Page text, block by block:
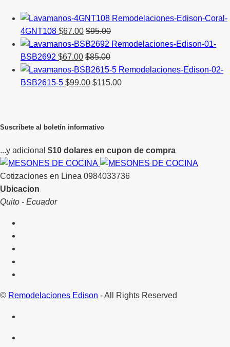
4GNT108 $67.00 $95.00
BSB2692 $67.00 $85.00
BSB2615-5 $99.00 $115.00
Suscríbete al boletín informativo
...y adicional $10 dolares en cupon de compra
Cotizaciones en Linea 0984033736
Ubicacion
Quito - Ecuador
© Remodelaciones Edison - All Rights Reserved